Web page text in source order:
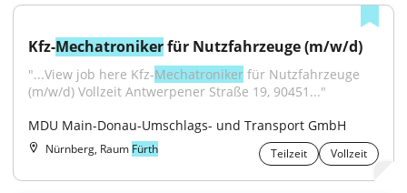
Kfz-Mechatroniker für Nutzfahrzeuge (m/w/d)
"...View job here Kfz-Mechatroniker für Nutzfahrzeuge
(m/w/d) Vollzeit Antwerpener Straße 19, 90451..."
MDU Main-Donau-Umschlags- und Transport GmbH
Nürnberg, Raum Fürth Teilzeit Vollzeit